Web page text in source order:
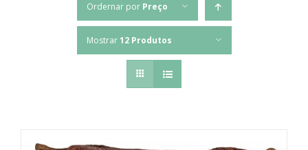
Ordernar por Preço
Mostrar12 Produtos